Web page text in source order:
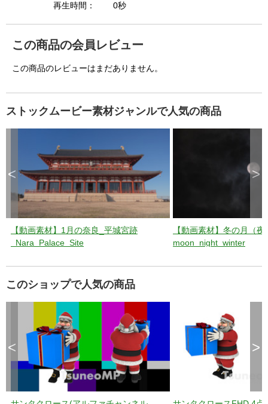
再生時間：
0秒
この商品の会員レビュー
この商品のレビューはまだありません。
ストックムービー素材ジャンルで人気の商品
【動画素材】1月の奈良_平城宮跡
_Nara_Palace_Site
【動画素材】冬の月（夜
moon_night_winter
< >
このショップで人気の商品
< >